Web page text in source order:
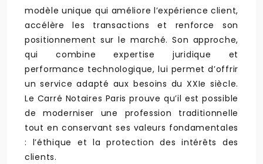
modèle unique qui améliore l’expérience client,
accélère les transactions et renforce son
positionnement sur le marché. Son approche,
qui combine expertise juridique et
performance technologique, lui permet d’offrir
un service adapté aux besoins du XXIe siècle.
Le Carré Notaires Paris prouve qu’il est possible
de moderniser une profession traditionnelle
tout en conservant ses valeurs fondamentales
: l’éthique et la protection des intérêts des
clients.